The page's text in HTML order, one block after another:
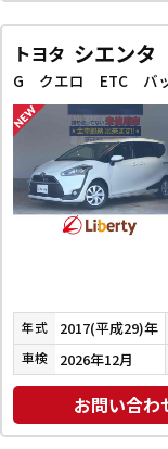
トヨタ シエンタ
年式 2017(平成29)年
車検 2026年12月
お問い合わ